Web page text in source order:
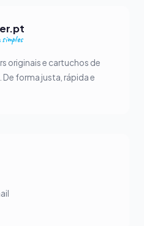
originais e cartuchos de
forma justa, rápida e